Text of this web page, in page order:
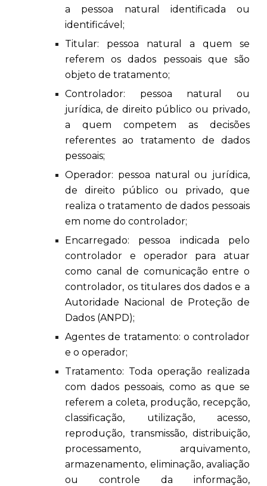
a pessoa natural identificada ou
identificável;
Titular: pessoa natural a quem se
referem os dados pessoais que são
objeto de tratamento;
Controlador: pessoa natural ou
jurídica, de direito público ou privado,
a quem competem as decisões
referentes ao tratamento de dados
pessoais;
Operador: pessoa natural ou jurídica,
de direito público ou privado, que
realiza o tratamento de dados pessoais
em nome do controlador;
Encarregado: pessoa indicada pelo
controlador e operador para atuar
como canal de comunicação entre o
controlador, os titulares dos dados e a
Autoridade Nacional de Proteção de
Dados (ANPD);
Agentes de tratamento: o controlador
e o operador;
Tratamento: Toda operação realizada
com dados pessoais, como as que se
referem a coleta, produção, recepção,
classificação, utilização, acesso,
reprodução, transmissão, distribuição,
processamento, arquivamento,
armazenamento, eliminação, avaliação
ou controle da informação,